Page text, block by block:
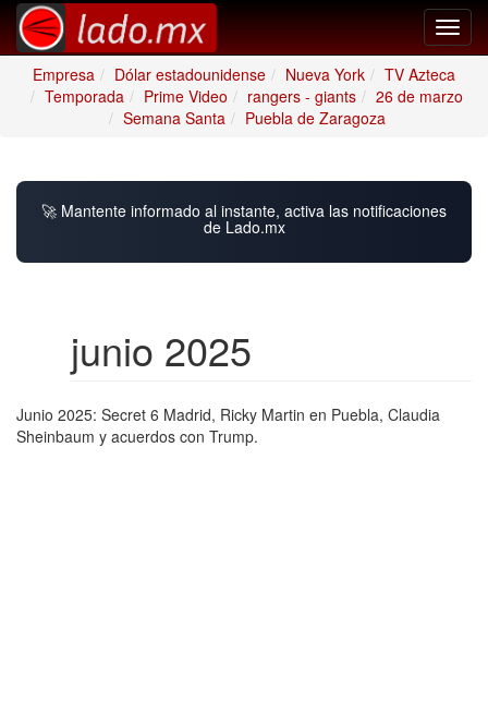
Empresa
Dólar estadounidense Nueva York
TV Azteca
Temporada
Prime Video rangers - giants
26 de marzo
Semana Santa
Puebla de Zaragoza
🚀 Mantente informado al instante, activa las notificaciones
de Lado.mx
junio 2025
Junio 2025: Secret 6 Madrid, Ricky Martin en Puebla, Claudia
Sheinbaum y acuerdos con Trump.